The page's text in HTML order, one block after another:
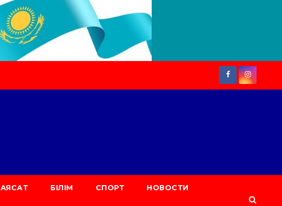
БІЛІМ СПОРТ НОВОСТИ